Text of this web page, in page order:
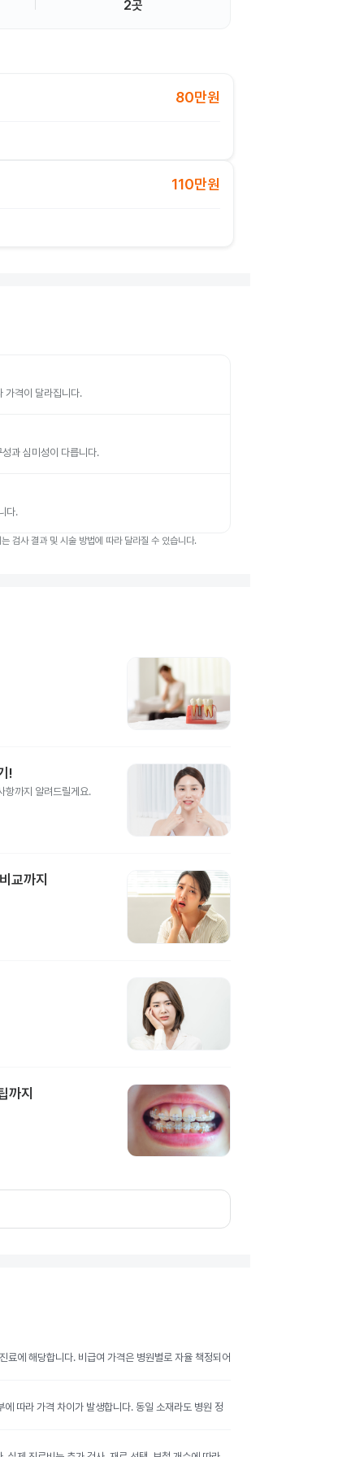
2곳
80만원
110만원
가격이 달라집니다.
과 심미성이 다릅니다.
다.
검사 결과 및 시술 방법에 따라 달라질 수 있습니다.
!
항까지 알려드릴게요.
교까지
까지
에 해당합니다. 비급여 가격은 병원별로 자율 책정되어
따라 가격 차이가 발생합니다. 동일 소재라도 병원 정